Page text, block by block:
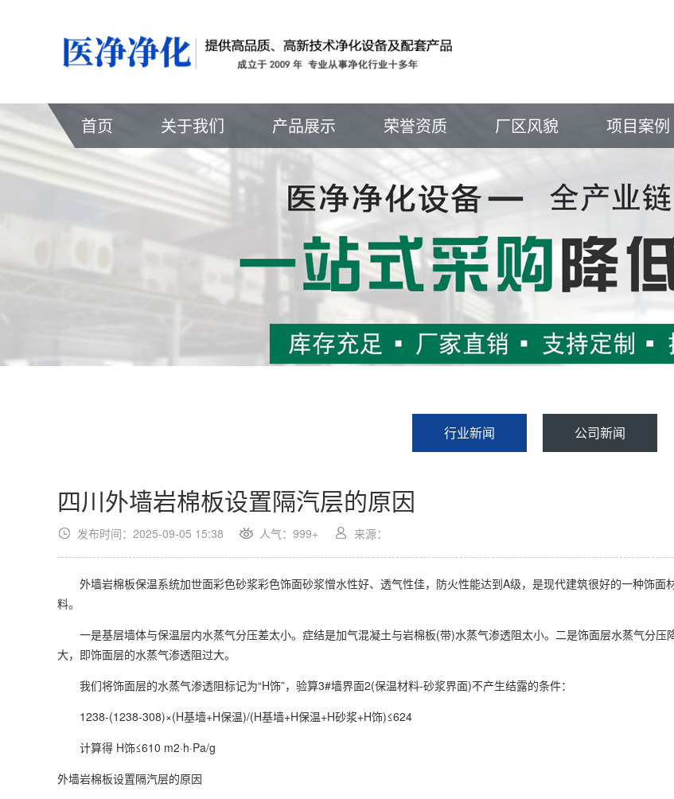
首页 关于我们 产品展示 荣誉资质 厂区风貌 项目案例
行业新闻 公司新闻
四川外墙岩棉板设置隔汽层的原因
发布时间：2025-09-05 15:38 人气：999+ 来源：
外墙岩棉板保温系统加世面彩色砂浆彩色饰面砂浆憎水性好、透气性佳，防火性能达到A级，是现代建筑很好的一种饰面
料。
一是基层墙体与保温层内水蒸气分压差太小。症结是加气混凝土与岩棉板(带)水蒸气渗透阻太小。二是饰面层水蒸气分压
大，即饰面层的水蒸气渗透阻过大。
我们将饰面层的水蒸气渗透阻标记为“H饰”，验算3#墙界面2(保温材料-砂浆界面)不产生结露的条件：
1238-(1238-308)×(H基墙+H保温)/(H基墙+H保温+H砂浆+H饰)≤624
计算得 H饰≤610 m2·h·Pa/g
外墙岩棉板设置隔汽层的原因